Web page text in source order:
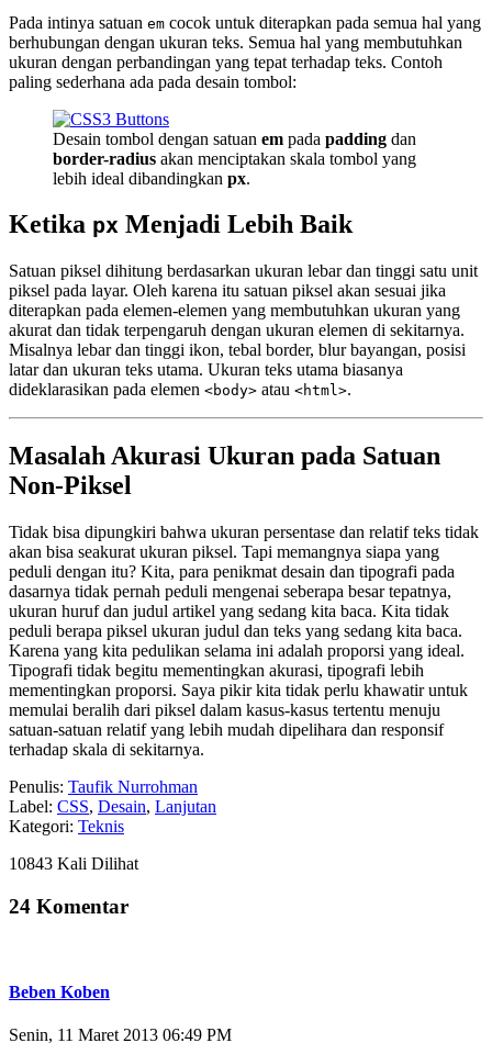
Pada intinya satuan em cocok untuk diterapkan pada semua hal yang
berhubungan dengan ukuran teks. Semua hal yang membutuhkan
ukuran dengan perbandingan yang tepat terhadap teks. Contoh
paling sederhana ada pada desain tombol:
Desain tombol dengan satuan em pada padding dan
border-radius akan menciptakan skala tombol yang
lebih ideal dibandingkan px.
Ketika px Menjadi Lebih Baik
Satuan piksel dihitung berdasarkan ukuran lebar dan tinggi satu unit
piksel pada layar. Oleh karena itu satuan piksel akan sesuai jika
diterapkan pada elemen-elemen yang membutuhkan ukuran yang
akurat dan tidak terpengaruh dengan ukuran elemen di sekitarnya.
Misalnya lebar dan tinggi ikon, tebal border, blur bayangan, posisi
latar dan ukuran teks utama. Ukuran teks utama biasanya
dideklarasikan pada elemen <body> atau <html>.
Masalah Akurasi Ukuran pada Satuan
Non-Piksel
Tidak bisa dipungkiri bahwa ukuran persentase dan relatif teks tidak
akan bisa seakurat ukuran piksel. Tapi memangnya siapa yang
peduli dengan itu? Kita, para penikmat desain dan tipografi pada
dasarnya tidak pernah peduli mengenai seberapa besar tepatnya,
ukuran huruf dan judul artikel yang sedang kita baca. Kita tidak
peduli berapa piksel ukuran judul dan teks yang sedang kita baca.
Karena yang kita pedulikan selama ini adalah proporsi yang ideal.
Tipografi tidak begitu mementingkan akurasi, tipografi lebih
mementingkan proporsi. Saya pikir kita tidak perlu khawatir untuk
memulai beralih dari piksel dalam kasus-kasus tertentu menuju
satuan-satuan relatif yang lebih mudah dipelihara dan responsif
terhadap skala di sekitarnya.
Penulis: Taufik Nurrohman
Label: CSS, Desain, Lanjutan
Kategori: Teknis
10843 Kali Dilihat
24 Komentar
Beben Koben
Senin, 11 Maret 2013 06:49 PM